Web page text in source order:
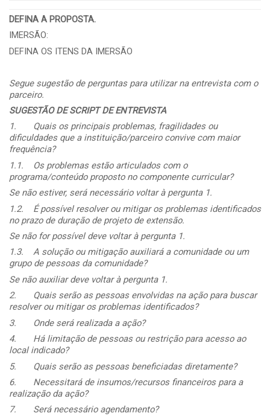
DEFINA A PROPOSTA.
IMERSÃO:
DEFINA OS ITENS DA IMERSÃO
Segue sugestão de perguntas para utilizar na entrevista com o
parceiro.
SUGESTÃO DE SCRIPT DE ENTREVISTA
1. Quais os principais problemas, fragilidades ou
dificuldades que a instituição/parceiro convive com maior
frequência?
1.1.
Os problemas estão articulados com o
programa/conteúdo proposto no componente curricular?
Se não estiver, será necessário voltar à pergunta 1.
1.2. É possível resolver ou mitigar os problemas identificados
no prazo de duração de projeto de extensão.
Se não for possível deve voltar à pergunta 1.
1.3. A solução ou mitigação auxiliará a comunidade ou um
grupo de pessoas da comunidade?
Se não auxiliar deve voltar à pergunta 1.
2. Quais serão as pessoas envolvidas na ação para buscar
resolver ou mitigar os problemas identificados?
3.
Onde será realizada a ação?
4. Há limitação de pessoas ou restrição para acesso ao
local indicado?
5. Quais serão as pessoas beneficiadas diretamente?
6. Necessitará de insumos/recursos financeiros para a
realização da ação?
7. Será necessário agendamento?